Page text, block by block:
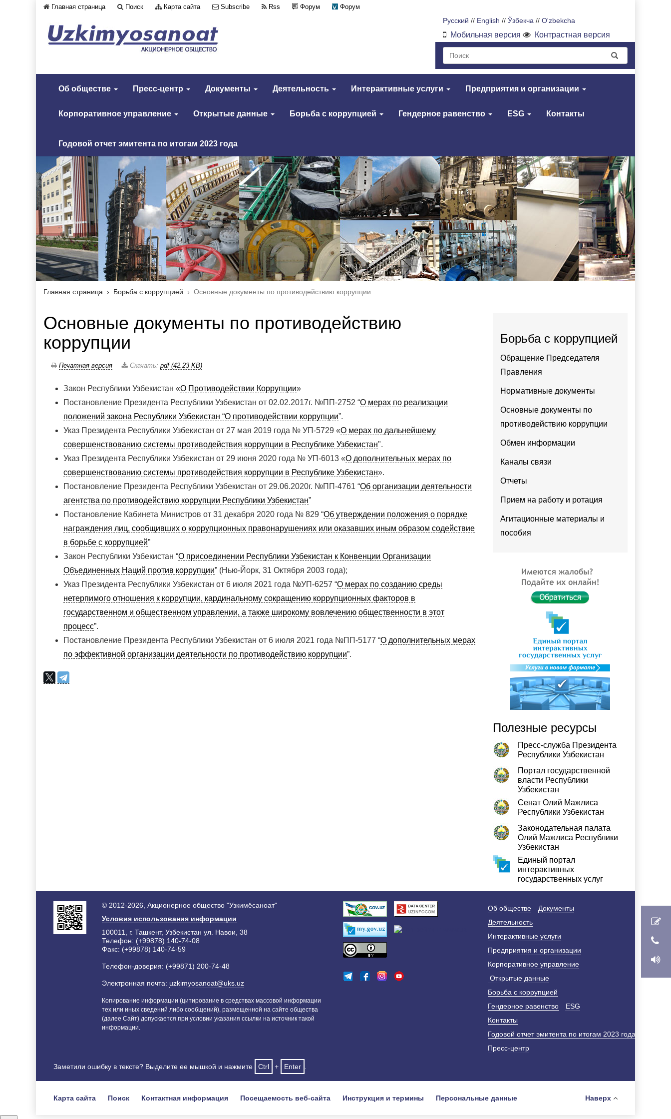
Главная страница Поиск Карта сайта Subscribe Rss Форум
Форум
Русский // English // Ўзбекча // O'zbekcha
Мобильная версия Контрастная версия
Об обществе Пресс-центр Документы Деятельность Интерактивные услуги Предприятия и организации
Корпоративное управление Открытые данные Борьба с коррупцией Гендерное равенство ESG Контакты
Годовой отчет эмитента по итогам 2023 года
Главная страница Борьба с коррупцией Основные документы по противодействию коррупции
Основные документы по противодействию
коррупции
Печатная версия Скачать: pdf (42.23 KB)
Закон Республики Узбекистан «О Противодействии Коррупции»
Постановление Президента Республики Узбекистан от 02.02.2017г. №ПП-2752 “О мерах по реализации
положений закона Республики Узбекистан “О противодействии коррупции”.
Указ Президента Республики Узбекистан от 27 мая 2019 года № УП-5729 «О мерах по дальнейшему
совершенствованию системы противодействия коррупции в Республике Узбекистан".
Указ Президента Республики Узбекистан от 29 июня 2020 года № УП-6013 «О дополнительных мерах по
совершенствованию системы противодействия коррупции в Республике Узбекистан».
Постановление Президента Республики Узбекистан от 29.06.2020г. №ПП-4761 “Об организации деятельности
агентства по противодействию коррупции Республики Узбекистан”
Постановление Кабинета Министров от 31 декабря 2020 года № 829 “Об утверждении положения о порядке
награждения лиц, сообщивших о коррупционных правонарушениях или оказавших иным образом содействие
в борьбе с коррупцией”
Закон Республики Узбекистан “О присоединении Республики Узбекистан к Конвенции Организации
Объединенных Наций против коррупции” (Нью-Йорк, 31 Октября 2003 года);
Указ Президента Республики Узбекистан от 6 июля 2021 года №УП-6257 “О мерах по созданию среды
нетерпимого отношения к коррупции, кардинальному сокращению коррупционных факторов в
государственном и общественном управлении, а также широкому вовлечению общественности в этот
процесс”.
Постановление Президента Республики Узбекистан от 6 июля 2021 года №ПП-5177 “О дополнительных мерах
по эффективной организации деятельности по противодействию коррупции”.
Борьба с коррупцией
Обращение Председателя
Правления
Нормативные документы
Основные документы по
противодействию коррупции
Обмен информации
Каналы связи
Отчеты
Прием на работу и ротация
Агитационные материалы и
пособия
Полезные ресурсы
Пресс-служба Президента
Республики Узбекистан
Портал государственной
власти Республики
Узбекистан
Сенат Олий Мажлиса
Республики Узбекистан
Законодательная палата
Олий Мажлиса Республики
Узбекистан
Единый портал
интерактивных
государственных услуг
© 2012-2026, Акционерное общество "Узкимёсаноат"
Условия использования информации
100011, г. Ташкент, Узбекистан ул. Навои, 38
Телефон: (+99878) 140-74-08
Факс: (+99878) 140-74-59
Телефон-доверия: (+99871) 200-74-48
Электронная почта: uzkimyosanoat@uks.uz
Копирование информации (цитирование в средствах массовой информации
тех или иных сведений либо сообщений), размещенной на сайте общества
(далее Сайт) допускается при условии указания ссылки на источник такой
информации.
Об обществе
Документы
Деятельность
Интерактивные услуги
Предприятия и организации
Корпоративное управление
Открытые данные
Борьба с коррупцией
Гендерное равенство
ESG
Контакты
Годовой отчет эмитента по итогам 2023 года
Пресс-центр
Заметили ошибку в тексте? Выделите ее мышкой и нажмите Ctrl + Enter
Карта сайта Поиск Контактная информация Посещаемость веб-сайта Инструкция и термины Персональные данные Наверх